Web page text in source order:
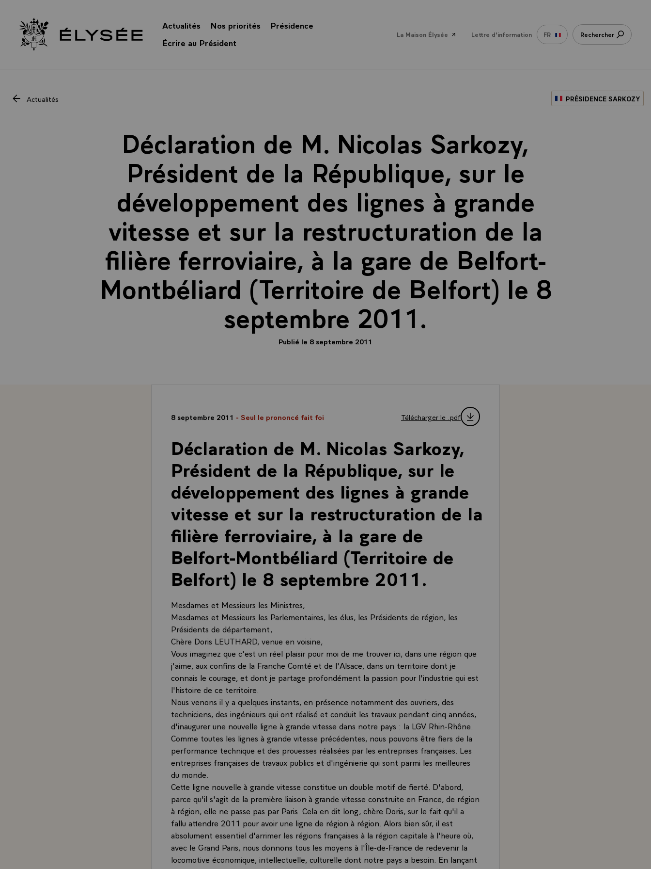
Retour à l’accueil Élysée
Actualités Nos priorités
Présidence
Écrire au Président
La Maison Élysée Lettre d'information FR Rechercher
Actualités PRÉSIDENCE SARKOZY
Déclaration de M. Nicolas Sarkozy,
Président de la République, sur le
développement des lignes à grande
vitesse et sur la restructuration de la
filière ferroviaire, à la gare de Belfort-
Montbéliard (Territoire de Belfort) le 8
septembre 2011.
Publié le 8 septembre 2011
8 septembre 2011 - Seul le prononcé fait foi Télécharger le .pdf
Déclaration de M. Nicolas Sarkozy,
Président de la République, sur le
développement des lignes à grande
vitesse et sur la restructuration de la
filière ferroviaire, à la gare de
Belfort-Montbéliard (Territoire de
Belfort) le 8 septembre 2011.
Mesdames et Messieurs les Ministres,
Mesdames et Messieurs les Parlementaires, les élus, les Présidents de région, les
Présidents de département,
Chère Doris LEUTHARD, venue en voisine,
Vous imaginez que c'est un réel plaisir pour moi de me trouver ici, dans une région que
j'aime, aux confins de la Franche Comté et de l'Alsace, dans un territoire dont je
connais le courage, et dont je partage profondément la passion pour l'industrie qui est
l'histoire de ce territoire.
Nous venons il y a quelques instants, en présence notamment des ouvriers, des
techniciens, des ingénieurs qui ont réalisé et conduit les travaux pendant cinq années,
d'inaugurer une nouvelle ligne à grande vitesse dans notre pays : la LGV Rhin-Rhône.
Comme toutes les lignes à grande vitesse précédentes, nous pouvons être fiers de la
performance technique et des prouesses réalisées par les entreprises françaises. Les
entreprises françaises de travaux publics et d'ingénierie qui sont parmi les meilleures
du monde.
Cette ligne nouvelle à grande vitesse constitue un double motif de fierté. D'abord,
parce qu'il s'agit de la première liaison à grande vitesse construite en France, de région
à région, elle ne passe pas par Paris. Cela en dit long, chère Doris, sur le fait qu'il a
fallu attendre 2011 pour avoir une ligne de région à région. Alors bien sûr, il est
absolument essentiel d'arrimer les régions françaises à la région capitale à l'heure où,
avec le Grand Paris, nous donnons tous les moyens à l'Île-de-France de redevenir la
locomotive économique, intellectuelle, culturelle dont notre pays a besoin. En lançant